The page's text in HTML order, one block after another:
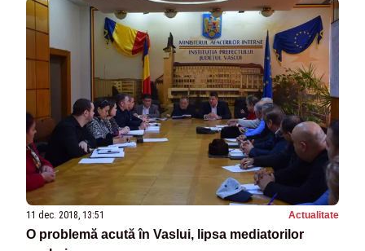
11 dec. 2018, 13:51 Actualitate
O problemă acută în Vaslui, lipsa mediatorilor